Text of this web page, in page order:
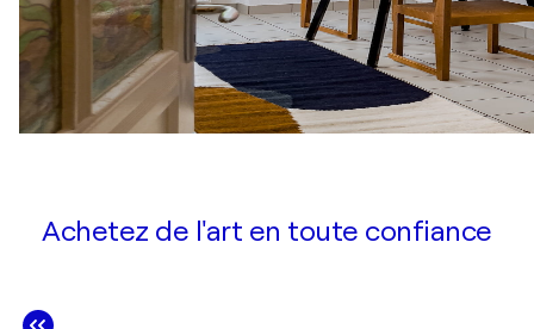
Achetez de l'art en toute confiance